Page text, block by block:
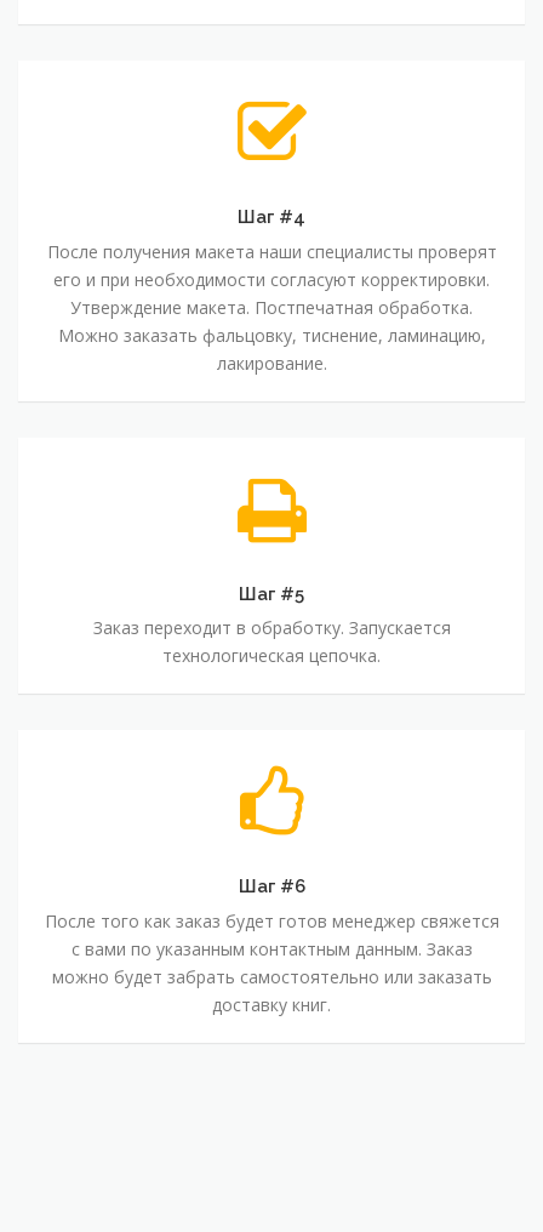
Шаг #4
После получения макета наши специалисты проверят
его и при необходимости согласуют корректировки.
Утверждение макета. Постпечатная обработка.
Можно заказать фальцовку, тиснение, ламинацию,
лакирование.
Шаг #5
Заказ переходит в обработку. Запускается
технологическая цепочка.
Шаг #6
После того как заказ будет готов менеджер свяжется
с вами по указанным контактным данным. Заказ
можно будет забрать самостоятельно или заказать
доставку книг.